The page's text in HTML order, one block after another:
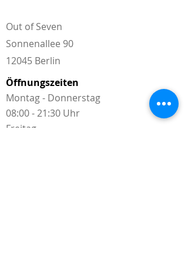
Out of Seven
Sonnenallee 90
12045 Berlin
Öffnungszeiten
Montag - Donnerstag
08:00 - 21:30 Uhr
Freitag